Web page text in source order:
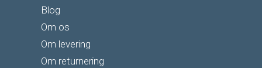
Blog
Om os
Om levering
Om returnering